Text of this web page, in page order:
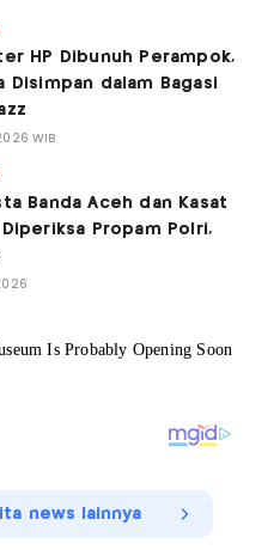
HP Dibunuh Perampok,
Disimpan dalam Bagasi
WIB
Banda Aceh dan Kasat
Diperiksa Propam Polri,
news lainnya